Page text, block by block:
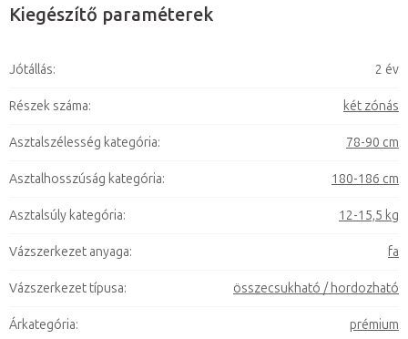
Kiegészítő paraméterek
Jótállás: 2 év
Részek száma: két zónás
Asztalszélesség kategória: 78-90 cm
Asztalhosszúság kategória: 180-186 cm
Asztalsúly kategória: 12-15,5 kg
Vázszerkezet anyaga: fa
Vázszerkezet típusa: összecsukható / hordozható
Árkategória: prémium